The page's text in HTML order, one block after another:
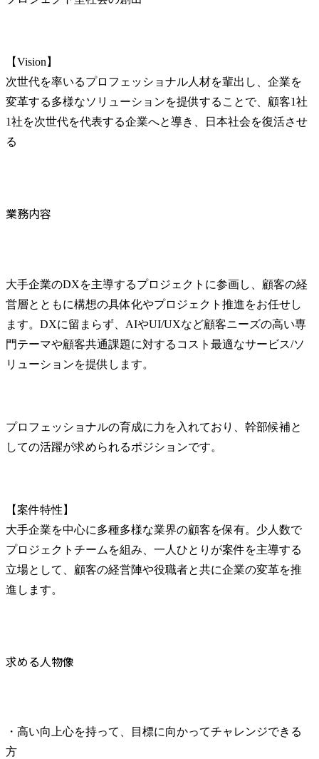
【Vision】
次世代を率いるプロフェッショナル人材を輩出し、企業を
変革する多様なソリューションを提供することで、顧客1社
1社を次世代を代表する企業へと導き、日本社会を復活させ
る
業務内容
大手企業のDXを主導するプロジェクトに参画し、顧客の経
営層とともに構想の具体化やプロジェクト推進をお任せし
ます。DXに留まらず、AIやUI/UXなど顧客ニーズの高い専
門テーマや顧客共通課題に対するコスト最適なサービス/ソ
リューションを提供します。
プロフェッショナルの育成に力を入れており、幹部候補と
しての活躍が求められるポジションです。
【案件特性】
大手企業を中心に多種多様な業界の顧客を保有。少人数で
プロジェクトチームを組み、一人ひとりが案件を主導する
立場として、顧客の経営陣や役職者と共に企業の変革を推
進します。
求める人物像
・高い向上心を持って、目標に向かってチャレンジできる
方